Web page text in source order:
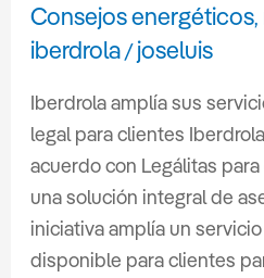
Consejos energéticos,
iberdrola/joseluis
Iberdrola amplía sus
legal para clientes
acuerdo con Legálitas
una solución integral de
iniciativa amplía un
disponible para clientes
clientes